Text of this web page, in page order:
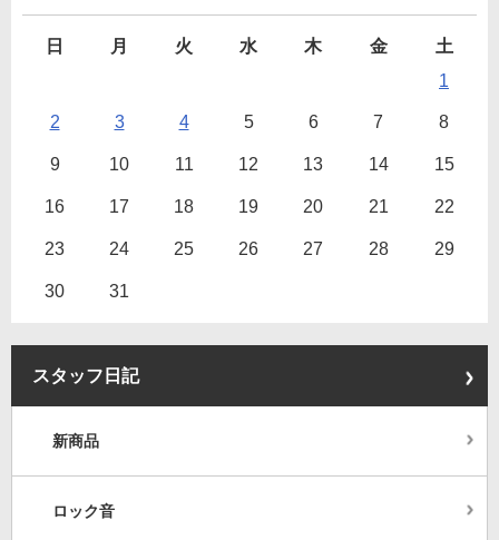
日 月 火 水 木 金
土
1
2 3 4 5 6 7 8
9 10 11 12 13 14 15
16 17 18 19 20 21 22
23 24 25 26 27 28 29
30 31
スタッフ日記
新商品
ロック音